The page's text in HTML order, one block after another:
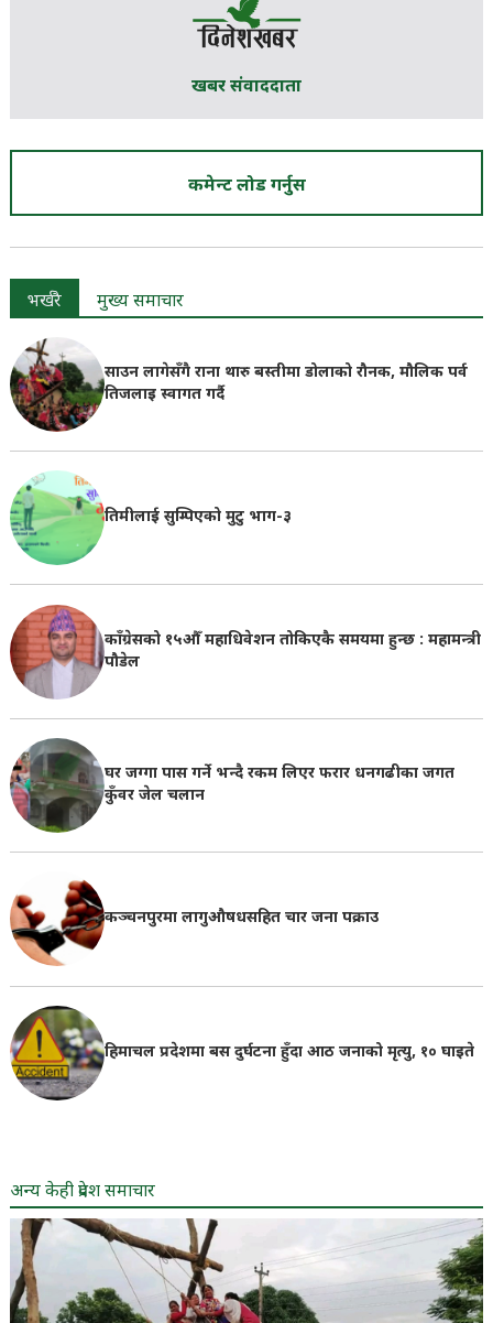
खबर संवाददाता
कमेन्ट लोड गर्नुस
भर्खरै मुख्य समाचार
साउन लागेसँगै राना थारु बस्तीमा डोलाको रौनक, मौलिक पर्व
तिजलाइ स्वागत गर्दै
तिमीलाई सुम्पिएको मुटु भाग-३
काँग्रेसको १५औँ महाधिवेशन तोकिएकै समयमा हुन्छ : महामन्त्री
पौडेल
घर जग्गा पास गर्ने भन्दै रकम लिएर फरार धनगढीका जगत
कुँवर जेल चलान
कञ्चनपुरमा लागुऔषधसहित चार जना पक्राउ
हिमाचल प्रदेशमा बस दुर्घटना हुँदा आठ जनाको मृत्यु, १० घाइते
अन्य केही प्रदेश समाचार